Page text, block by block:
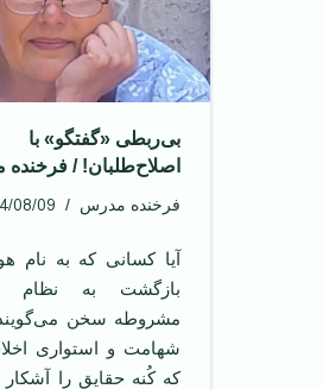
بی‌ربطی «گفتگو» با
اصلاح‌طلبان! /
فرخنده مدرس 08/09
آیا کسانی که به نام
بازگشت به نظام
مشروطه سخن
شهامت و استواری
که کُنه حقایق را آشکار